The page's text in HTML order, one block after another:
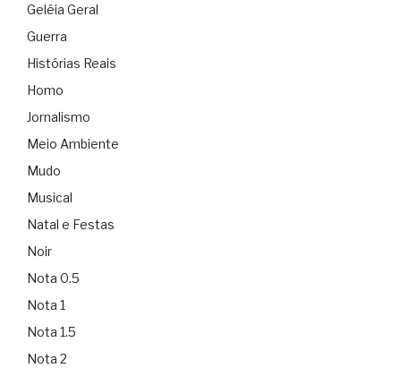
Geléia Geral
Guerra
Histórias Reais
Homo
Jornalismo
Meio Ambiente
Mudo
Musical
Natal e Festas
Noir
Nota 0.5
Nota 1
Nota 1.5
Nota 2